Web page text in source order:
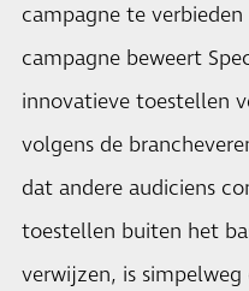
campagne te
campagne beweert
innovatieve toestellen
volgens de
dat andere audiciens
toestellen buiten het
verwijzen, is simpelweg